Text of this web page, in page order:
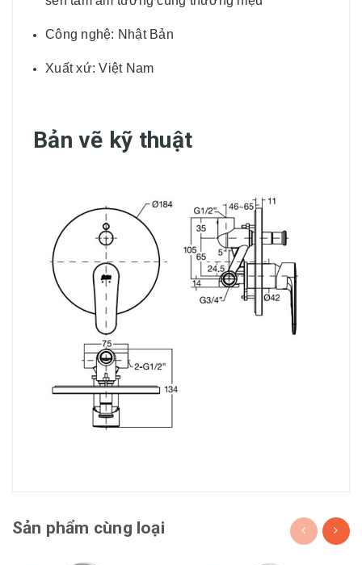
Công nghệ: Nhật Bản
Xuất xứ: Việt Nam
Bản vẽ kỹ thuật
Sản phẩm cùng loại